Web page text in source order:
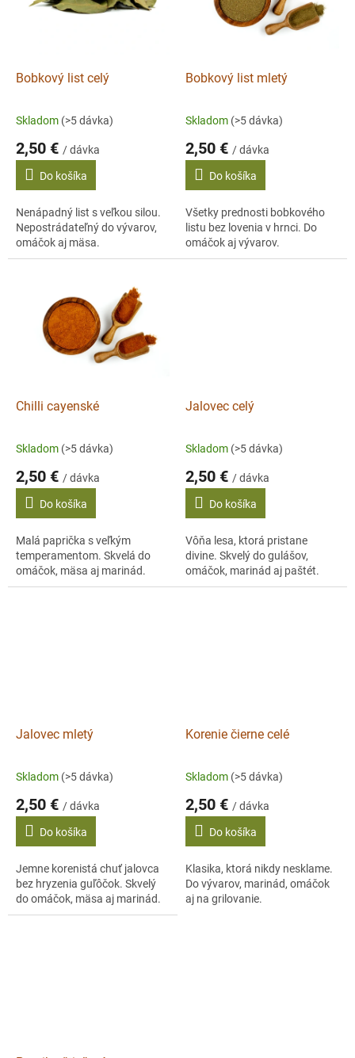
Bobkový list celý
Skladom (>5 dávka)
2,50 € / dávka
Do košíka
Nenápadný list s veľkou silou.
Nepostrádateľný do vývarov,
omáčok aj mäsa.
Bobkový list mletý
Skladom (>5 dávka)
2,50 € / dávka
Do košíka
Všetky prednosti bobkového
listu bez lovenia v hrnci. Do
omáčok aj vývarov.
Chilli cayenské
Skladom (>5 dávka)
2,50 € / dávka
Do košíka
Malá paprička s veľkým
temperamentom. Skvelá do
omáčok, mäsa aj marinád.
Jalovec celý
Skladom (>5 dávka)
2,50 € / dávka
Do košíka
Vôňa lesa, ktorá pristane
divine. Skvelý do gulášov,
omáčok, marinád aj paštét.
Jalovec mletý
Skladom (>5 dávka)
2,50 € / dávka
Do košíka
Jemne korenistá chuť jalovca
bez hryzenia guľôčok. Skvelý
do omáčok, mäsa aj marinád.
Korenie čierne celé
Skladom (>5 dávka)
2,50 € / dávka
Do košíka
Klasika, ktorá nikdy nesklame.
Do vývarov, marinád, omáčok
aj na grilovanie.